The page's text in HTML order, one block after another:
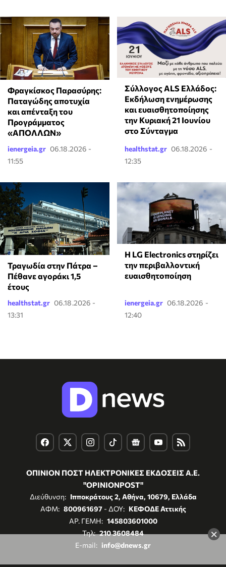
×
Φραγκίσκος Παρασύρης:
Παταγώδης αποτυχία
και απένταξη του
Προγράμματος
«ΑΠΟΛΛΩΝ»
ienergeia.gr 06.18.2026 -
11:55
Σύλλογος ALS Ελλάδος:
Εκδήλωση ενημέρωσης
και ευαισθητοποίησης
την Κυριακή 21 Ιουνίου
στο Σύνταγμα
healthstat.gr 06.18.2026 -
12:35
Τραγωδία στην Πάτρα –
Πέθανε αγοράκι 1,5
έτους
healthstat.gr 06.18.2026 -
13:31
Η LG Electronics στηρίζει
την περιβαλλοντική
ευαισθητοποίηση
ienergeia.gr 06.18.2026 -
12:40
ΟΠΙΝΙΟΝ ΠΟΣΤ ΗΛΕΚΤΡΟΝΙΚΕΣ ΕΚΔΟΣΕΙΣ Α.Ε.
"OPINIONPOST"
Διεύθυνση: Ιπποκράτους 2, Αθήνα, 10679, Ελλάδα
ΑΦΜ: 800961697- ΔΟΥ: ΚΕΦΟΔΕ Αττικής
ΑΡ. ΓΕΜΗ: 145803601000
Τηλ: 210 3608484
E-mail: info@dnews.gr